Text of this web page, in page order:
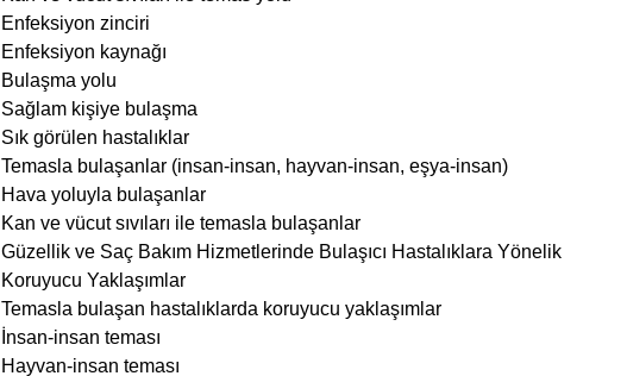
Hava yoluyla bulaşanlar
Kan ve vücut sıvıları ile temasla bulaşanlar
Güzellik ve Saç Bakım Hizmetlerinde Bulaşıcı Hastalıklara Yönelik
Koruyucu Yaklaşımlar
Temasla bulaşan hastalıklarda koruyucu yaklaşımlar
İnsan-insan teması
Hayvan-insan teması
Eşya-insan teması
Hava yoluyla bulaşan hastalıklarda koruyucu yaklaşımlar
Damlacıkla bulaşanlar
Direkt temasla bulaşanlar
Kan ve vücut sıvıları ile temasla bulaşan hastalıklarda koruyucu yaklaşımlar
Direkt kan ve vücut sıvıları ile temas